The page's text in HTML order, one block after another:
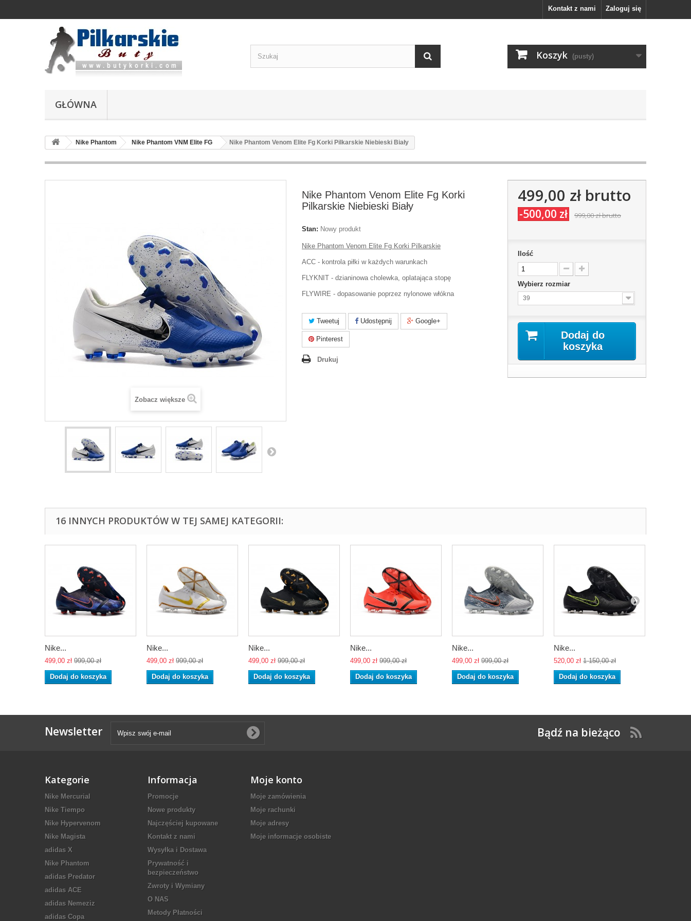
Zaloguj się
Kontakt z nami
Koszyk (pusty)
GŁÓWNA
Nike Phantom Nike Phantom VNM Elite FG Nike Phantom Venom Elite Fg Korki Pilkarskie Niebieski Biały
Zobacz większe
Nike Phantom Venom Elite Fg Korki
Pilkarskie Niebieski Biały
Stan: Nowy produkt
Nike Phantom Venom Elite Fg Korki Pilkarskie
ACC - kontrola piłki w każdych warunkach
FLYKNIT - dzianinowa cholewka, oplatająca stopę
FLYWIRE - dopasowanie poprzez nylonowe włókna
Tweetuj Udostępnij Google+
Pinterest
Drukuj
499,00 złbrutto
-500,00 zł 999,00 złbrutto
Ilość
Wybierz rozmiar
39
Dodaj do
koszyka
16 INNYCH PRODUKTÓW W TEJ SAMEJ KATEGORII:
Nike...
499,00 zł 999,00 zł
Dodaj do koszyka
Nike...
499,00 zł 999,00 zł
Dodaj do koszyka
Nike...
499,00 zł 999,00 zł
Dodaj do koszyka
Nike...
499,00 zł 999,00 zł
Dodaj do koszyka
Nike...
499,00 zł 999,00 zł
Dodaj do koszyka
Nike...
520,00 zł 1 150,00 zł
Dodaj do koszyka
Newsletter Bądź na bieżąco
Kategorie
Nike Mercurial
Nike Tiempo
Nike Hypervenom
Nike Magista
adidas X
Nike Phantom
adidas Predator
adidas ACE
adidas Nemeziz
adidas Copa
Informacja
Promocje
Nowe produkty
Najczęściej kupowane
Kontakt z nami
Wysyłka i Dostawa
Prywatność i
bezpieczeństwo
Zwroty i Wymiany
O NAS
Metody Płatności
Moje konto
Moje zamówienia
Moje rachunki
Moje adresy
Moje informacje osobiste